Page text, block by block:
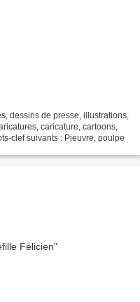
dessins de presse, illustrations,
caricature, cartoons,
clef suivants : Pieuvre, poulpe